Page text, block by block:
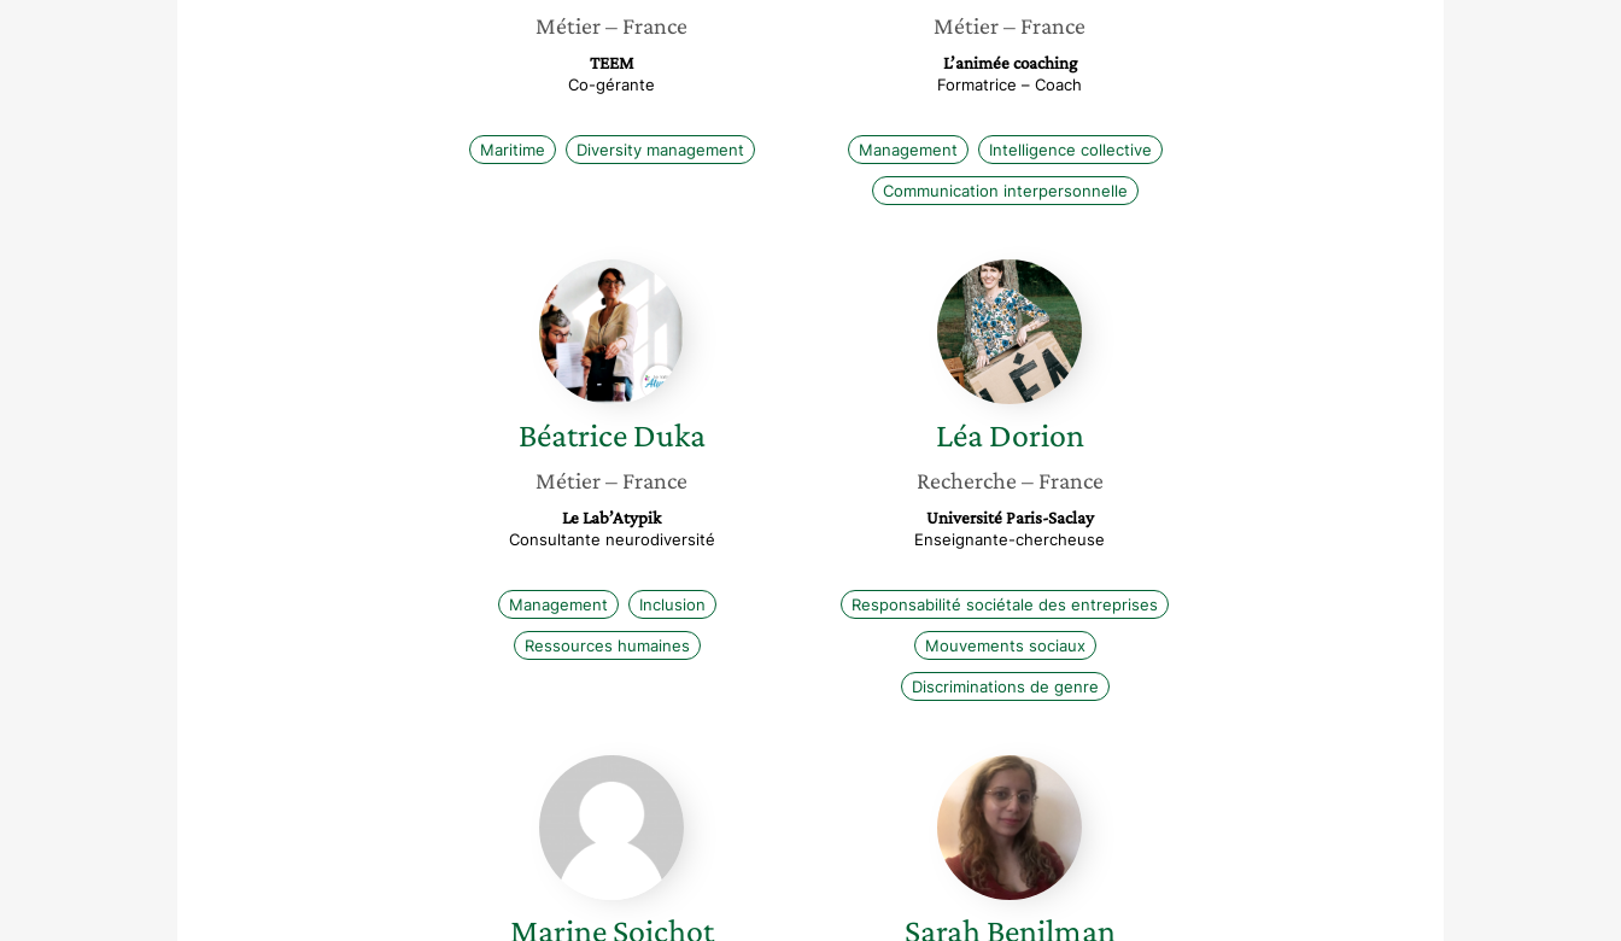
Métier– France
TEEM
Co-gérante
Maritime Diversity management
Métier– France
L’animée coaching
Formatrice – Coach
Management Intelligence collective
Communication interpersonnelle
Béatrice
Duka
Béatrice Duka
Métier– France
Le Lab’Atypik
Consultante neurodiversité
Management Inclusion
Ressources humaines
Léa
Dorion
Léa Dorion
Recherche – France
Université Paris-Saclay
Enseignante-chercheuse
Responsabilité sociétale des entreprises
Mouvements sociaux
Discriminations de genre
Marine
Soichot
Marine Soichot
Sarah
Benilman
Sarah Benilman